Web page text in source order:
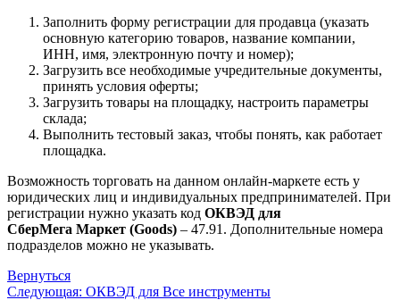
Заполнить форму регистрации для продавца (указать
основную категорию товаров, название компании,
ИНН, имя, электронную почту и номер);
Загрузить все необходимые учредительные документы,
принять условия оферты;
Загрузить товары на площадку, настроить параметры
склада;
Выполнить тестовый заказ, чтобы понять, как работает
площадка.
Возможность торговать на данном онлайн-маркете есть у
юридических лиц и индивидуальных предпринимателей. При
регистрации нужно указать код ОКВЭД для
СберМега Маркет (Goods) – 47.91. Дополнительные номера
подразделов можно не указывать.
Вернуться
Следующая: ОКВЭД для Все инструменты